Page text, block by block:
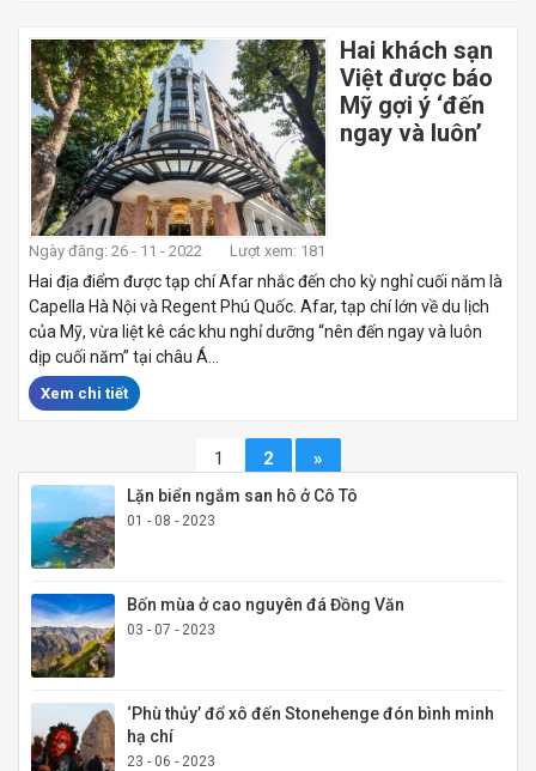
Hai khách sạn
Việt được báo
Mỹ gợi ý ‘đến
ngay và luôn’
Ngày đăng: 26 - 11 - 2022 Lượt xem: 181
Hai địa điểm được tạp chí Afar nhắc đến cho kỳ nghỉ cuối năm là
Capella Hà Nội và Regent Phú Quốc. Afar, tạp chí lớn về du lịch
của Mỹ, vừa liệt kê các khu nghỉ dưỡng “nên đến ngay và luôn
dịp cuối năm” tại châu Á...
Xem chi tiết
1 2 »
Lặn biển ngắm san hô ở Cô Tô
01 - 08 - 2023
Bốn mùa ở cao nguyên đá Đồng Văn
03 - 07 - 2023
‘Phù thủy’ đổ xô đến Stonehenge đón bình minh
hạ chí
23 - 06 - 2023